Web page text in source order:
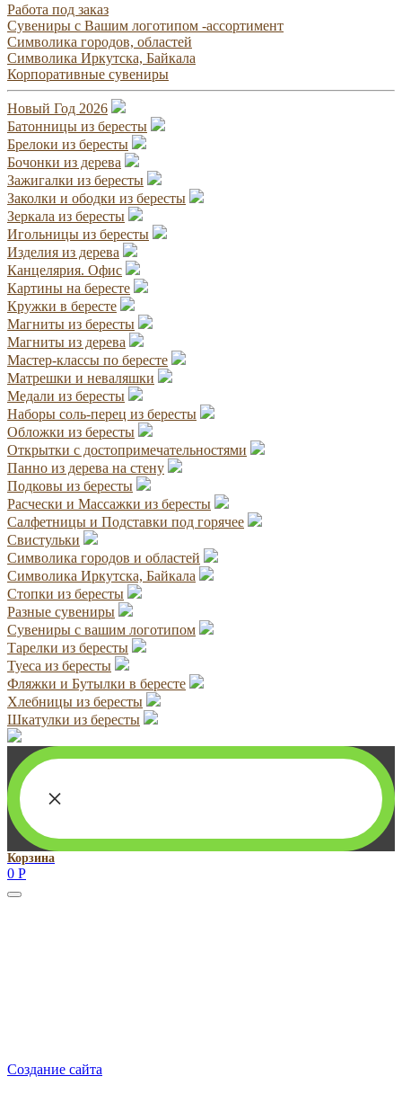
Работа под заказ
Сувениры с Вашим логотипом -ассортимент
Символика городов, областей
Символика Иркутска, Байкала
Корпоративные сувениры
Новый Год 2026
Батонницы из бересты
Брелоки из бересты
Бочонки из дерева
Зажигалки из бересты
Заколки и ободки из бересты
Зеркала из бересты
Игольницы из бересты
Изделия из дерева
Канцелярия. Офис
Картины на бересте
Кружки в бересте
Магниты из бересты
Магниты из дерева
Мастер-классы по бересте
Матрешки и неваляшки
Медали из бересты
Наборы соль-перец из бересты
Обложки из бересты
Открытки с достопримечательностями
Панно из дерева на стену
Подковы из бересты
Расчески и Массажки из бересты
Салфетницы и Подставки под горячее
Свистульки
Символика городов и областей
Символика Иркутска, Байкала
Стопки из бересты
Разные сувениры
Сувениры с вашим логотипом
Тарелки из бересты
Туеса из бересты
Фляжки и Бутылки в бересте
Хлебницы из бересты
Шкатулки из бересты
×
Корзина
0 Р
Создание сайта